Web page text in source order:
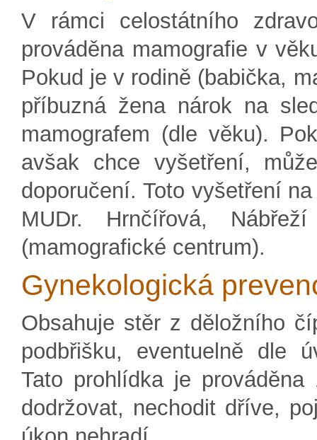
V rámci celostátního
prováděna mamografie v
Pokud je v rodině (babička,
příbuzná žena nárok na
mamografem (dle věku).
avšak chce vyšetření,
doporučení. Toto vyšetření
MUDr. Hrnčířová,
(mamografické centrum).
Gynekologická
Obsahuje stěr z děložního
podbřišku, eventuelně dle
Tato prohlídka je
dodržovat, nechodit dříve,